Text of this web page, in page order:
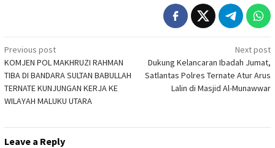
Post
navigation
Previous post
KOMJEN POL MAKHRUZI RAHMAN
TIBA DI BANDARA SULTAN BABULLAH
TERNATE KUNJUNGAN KERJA KE
WILAYAH MALUKU UTARA
Next post
Dukung Kelancaran Ibadah Jumat,
Satlantas Polres Ternate Atur Arus
Lalin di Masjid Al-Munawwar
Leave a Reply